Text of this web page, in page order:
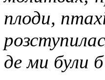
плоди,
де ми були